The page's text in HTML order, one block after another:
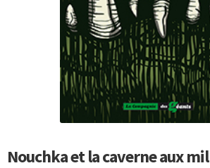
Nouchka et la caverne aux